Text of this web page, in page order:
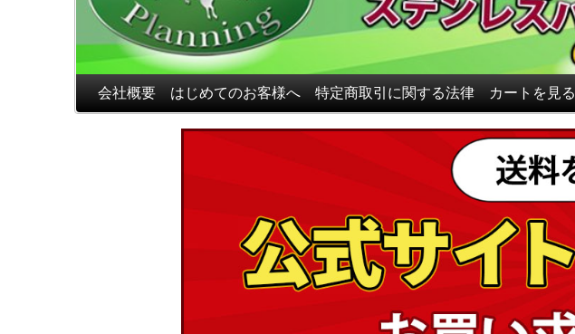
会社概要 はじめてのお客様へ 特定商取引に関する法律 カートを見る